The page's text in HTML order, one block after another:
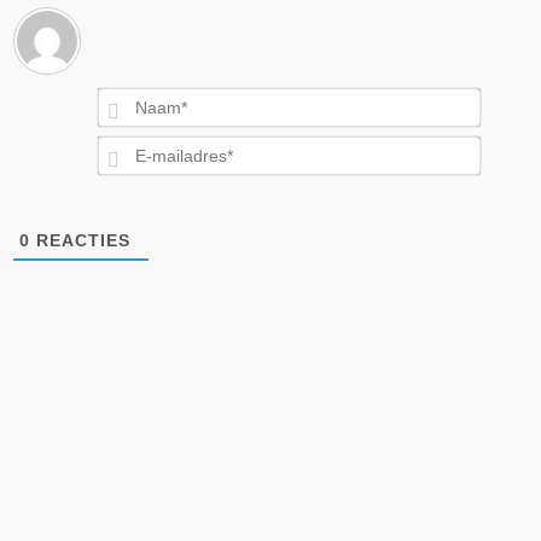
Naam*
E-
0 REACTIES